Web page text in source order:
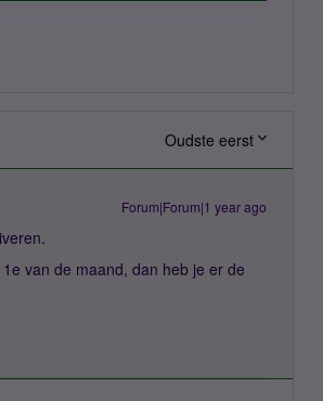
Oudste eerst
Forum|Forum|1 year ago
van de maand, dan heb je er de